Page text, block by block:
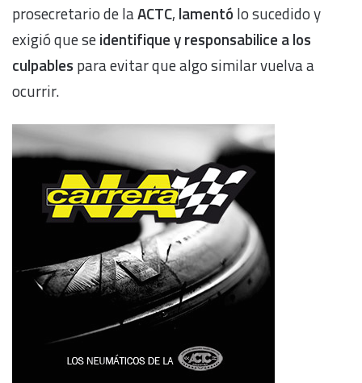
prosecretario de laACTC, lamentó lo sucedido y
exigió que seidentifique y responsabilice a los
culpables para evitar que algo similar vuelva a
ocurrir.